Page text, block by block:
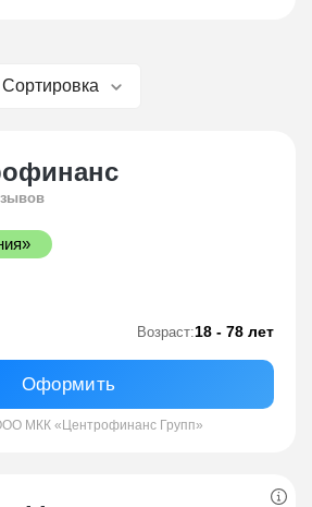
Сортировка
Возраст:18 - 78 лет
Оформить
МКК «Центрофинанс Групп»